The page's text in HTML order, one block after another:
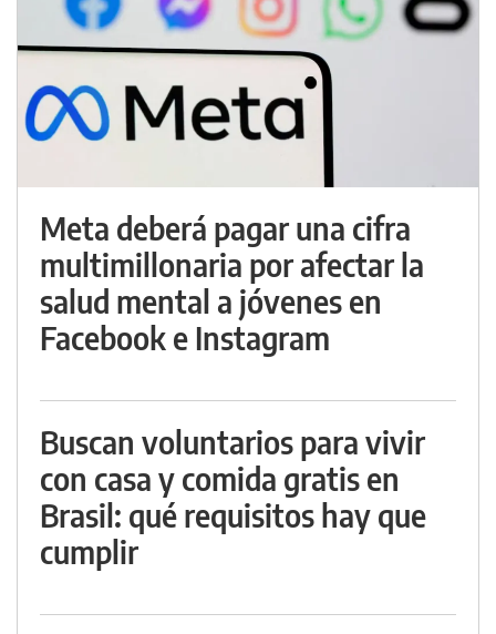
Meta deberá pagar una cifra
multimillonaria por afectar la
salud mental a jóvenes en
Facebook e Instagram
Buscan voluntarios para vivir
con casa y comida gratis en
Brasil: qué requisitos hay que
cumplir